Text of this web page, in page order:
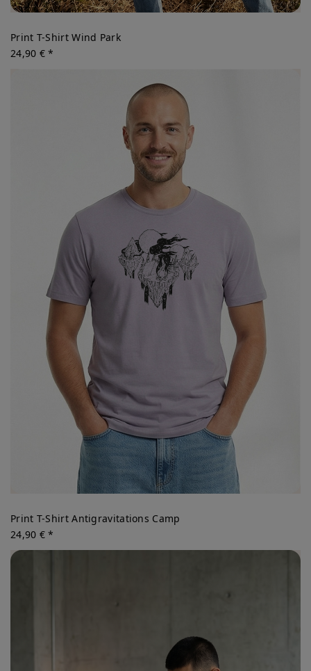
Print T-Shirt Wind Park
24,90 € *
Print T-Shirt Antigravitations Camp
24,90 € *